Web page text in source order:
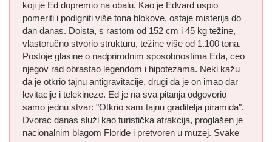
koji je Ed dopremio na obalu. Kao je Edvard uspio
pomeriti i podigniti više tona blokove, ostaje misterija do
dan danas. Doista, s rastom od 152 cm i 45 kg težine,
vlastoručno stvorio strukturu, težine više od 1.100 tona.
Postoje glasine o nadprirodnim sposobnostima Eda, ceo
njegov rad obrastao legendom i hipotezama. Neki kažu
da je otkrio tajnu antigravitacije, drugi da je on imao dar
levitacije i telekineze. Ed je na sva pitanja odgovorio
samo jednu stvar: "Otkrio sam tajnu graditelja piramida".
Dvorac danas služi kao turistička atrakcija, proglašen je
nacionalnim blagom Floride i pretvoren u muzej. Svake